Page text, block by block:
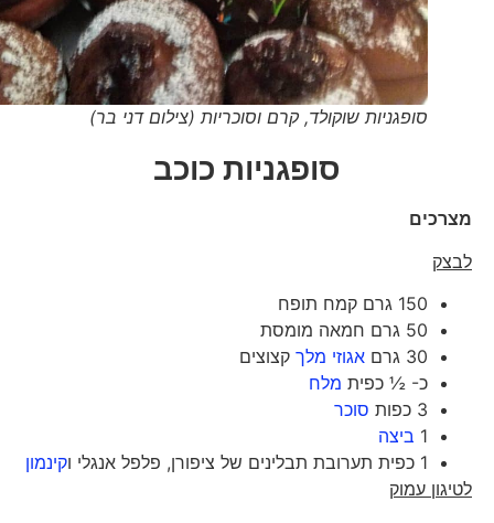
סופגניות שוקולד, קרם וסוכריות (צילום דני בר)
סופגניות כוכב
מצרכים
לבצק
150 גרם קמח תופח
50 גרם חמאה מומסת
30 גרם
אגוזי מלךקצוצים
כ- ½ כפיתמלח
3 כפות
סוכר
1
ביצה
1 כפית תערובת תבלינים של ציפורן, פלפל אנגלי ו
קינמון
לטיגון עמוק